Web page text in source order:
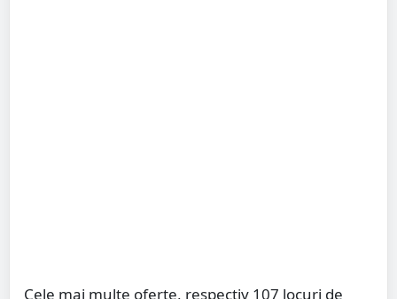
Cele mai multe oferte, respectiv 107 locuri de